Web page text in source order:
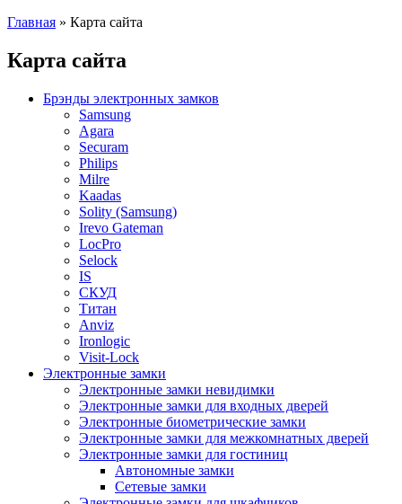
Главная » Карта сайта
Карта сайта
Брэнды электронных замков
Samsung
Agara
Securam
Philips
Milre
Kaadas
Solity (Samsung)
Irevo Gateman
LocPro
Selock
IS
СКУД
Титан
Anviz
Ironlogic
Visit-Lock
Электронные замки
Электронные замки невидимки
Электронные замки для входных дверей
Электронные биометрические замки
Электронные замки для межкомнатных дверей
Электронные замки для гостиниц
Автономные замки
Сетевые замки